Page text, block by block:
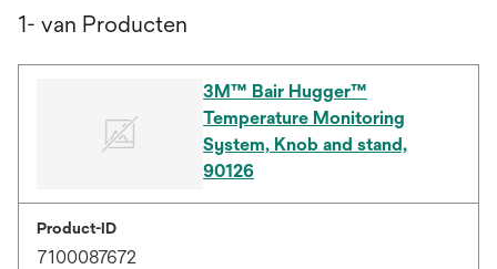
1- van Producten
3M™ Bair Hugger™
Temperature Monitoring
System, Knob and stand,
90126
Product-ID
7100087672